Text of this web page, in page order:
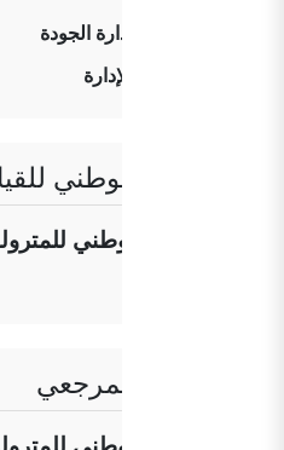
حالة نظام إدارة الجودة
تنفيذ نظام الإدارة
المعهد الوطني
المختبر الوطني
المعهد المرجعي